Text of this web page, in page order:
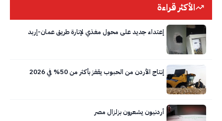
الأكثر قراءة
إعتداء جديد على محول مغذي لإنارة طريق عمان-إربد
إنتاج الأردن من الحبوب يقفز بأكثر من 50% في 2026
أردنيون يشعرون بزلزال مصر